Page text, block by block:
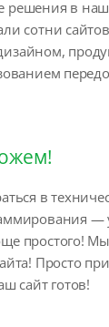
в
сотни
в
—
простого!
Просто
сайт готов!